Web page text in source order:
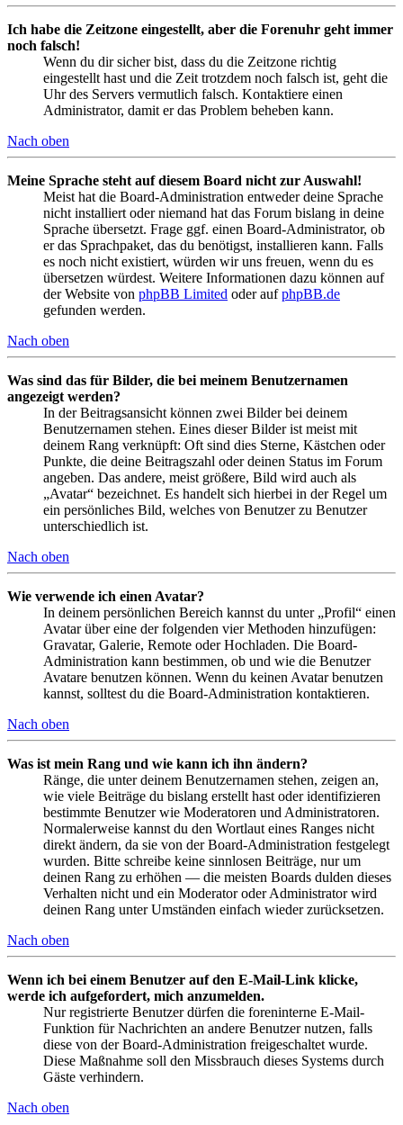
Ich habe die Zeitzone eingestellt, aber die Forenuhr geht immer
noch falsch!
Wenn du dir sicher bist, dass du die Zeitzone richtig
eingestellt hast und die Zeit trotzdem noch falsch ist, geht die
Uhr des Servers vermutlich falsch. Kontaktiere einen
Administrator, damit er das Problem beheben kann.
Nach oben
Meine Sprache steht auf diesem Board nicht zur Auswahl!
Meist hat die Board-Administration entweder deine Sprache
nicht installiert oder niemand hat das Forum bislang in deine
Sprache übersetzt. Frage ggf. einen Board-Administrator, ob
er das Sprachpaket, das du benötigst, installieren kann. Falls
es noch nicht existiert, würden wir uns freuen, wenn du es
übersetzen würdest. Weitere Informationen dazu können auf
der Website von phpBB Limited oder aufphpBB.de
gefunden werden.
Nach oben
Was sind das für Bilder, die bei meinem Benutzernamen
angezeigt werden?
In der Beitragsansicht können zwei Bilder bei deinem
Benutzernamen stehen. Eines dieser Bilder ist meist mit
deinem Rang verknüpft: Oft sind dies Sterne, Kästchen oder
Punkte, die deine Beitragszahl oder deinen Status im Forum
angeben. Das andere, meist größere, Bild wird auch als
„Avatar“ bezeichnet. Es handelt sich hierbei in der Regel um
ein persönliches Bild, welches von Benutzer zu Benutzer
unterschiedlich ist.
Nach oben
Wie verwende ich einen Avatar?
In deinem persönlichen Bereich kannst du unter „Profil“ einen
Avatar über eine der folgenden vier Methoden hinzufügen:
Gravatar, Galerie, Remote oder Hochladen. Die Board-
Administration kann bestimmen, ob und wie die Benutzer
Avatare benutzen können. Wenn du keinen Avatar benutzen
kannst, solltest du die Board-Administration kontaktieren.
Nach oben
Was ist mein Rang und wie kann ich ihn ändern?
Ränge, die unter deinem Benutzernamen stehen, zeigen an,
wie viele Beiträge du bislang erstellt hast oder identifizieren
bestimmte Benutzer wie Moderatoren und Administratoren.
Normalerweise kannst du den Wortlaut eines Ranges nicht
direkt ändern, da sie von der Board-Administration festgelegt
wurden. Bitte schreibe keine sinnlosen Beiträge, nur um
deinen Rang zu erhöhen — die meisten Boards dulden dieses
Verhalten nicht und ein Moderator oder Administrator wird
deinen Rang unter Umständen einfach wieder zurücksetzen.
Nach oben
Wenn ich bei einem Benutzer auf den E-Mail-Link klicke,
werde ich aufgefordert, mich anzumelden.
Nur registrierte Benutzer dürfen die foreninterne E-Mail-
Funktion für Nachrichten an andere Benutzer nutzen, falls
diese von der Board-Administration freigeschaltet wurde.
Diese Maßnahme soll den Missbrauch dieses Systems durch
Gäste verhindern.
Nach oben